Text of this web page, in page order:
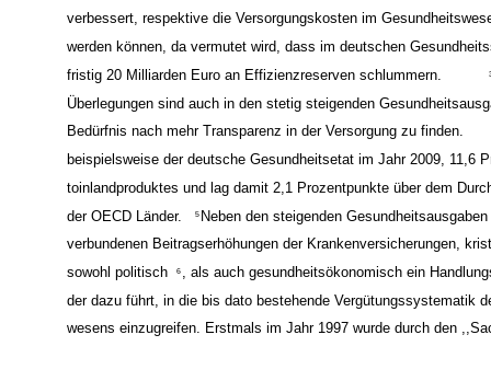
verbessert, respektive die Versorgungskosten im
werden können, da vermutet wird, dass im deutschen
fristig 20 Milliarden Euro an Effizienzreserven schlummern.
Überlegungen sind auch in den stetig steigenden
Bedürfnis nach mehr Transparenz in der Versorgung zu finden.
beispielsweise der deutsche Gesundheitsetat im Jahr 2009, 11,6
toinlandproduktes und lag damit 2,1 Prozentpunkte über dem
der OECD Länder.
5 Neben den steigenden
verbundenen Beitragserhöhungen der Krankenversicherungen,
sowohl politisch
6
, als auch gesundheitsökonomisch ein
der dazu führt, in die bis dato bestehende Vergütungssystematik
wesens einzugreifen. Erstmals im Jahr 1997 wurde durch den